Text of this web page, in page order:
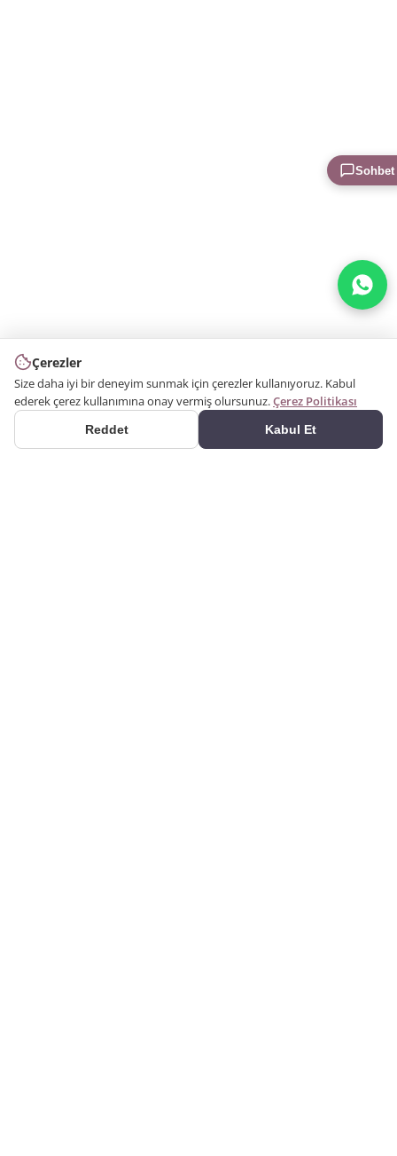
Çerezler
Size daha iyi bir deneyim sunmak için çerezler kullanıyoruz. Kabul
ederek çerez kullanımına onay vermiş olursunuz.Çerez Politikası
Reddet Kabul Et
Sohbet